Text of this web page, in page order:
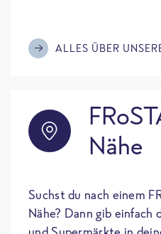
ALLES ÜBER
Nähe
Suchst du nach einem
Nähe? Dann gib einfach